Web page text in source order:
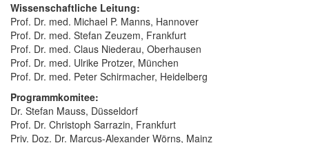
Wissenschaftliche Leitung:
Prof. Dr. med. Michael P. Manns, Hannover
Prof. Dr. med. Stefan Zeuzem, Frankfurt
Prof. Dr. med. Claus Niederau, Oberhausen
Prof. Dr. med. Ulrike Protzer, München
Prof. Dr. med. Peter Schirmacher, Heidelberg
Programmkomitee:
Dr. Stefan Mauss, Düsseldorf
Prof. Dr. Christoph Sarrazin, Frankfurt
Priv. Doz. Dr. Marcus-Alexander Wörns, Mainz